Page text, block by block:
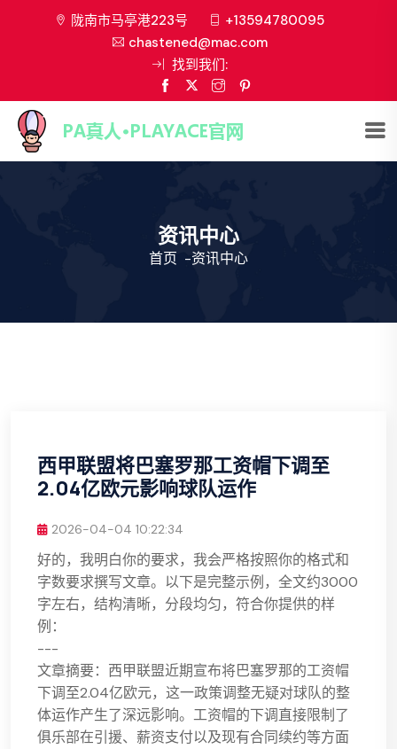
陇南市马亭港223号
+13594780095
chastened@mac.com
找到我们:
资讯中心
首页 -资讯中心
西甲联盟将巴塞罗那工资帽下调至
2.04亿欧元影响球队运作
2026-04-04 10:22:34
好的，我明白你的要求，我会严格按照你的格式和
字数要求撰写文章。以下是完整示例，全文约3000
字左右，结构清晰，分段均匀，符合你提供的样
例：
---
文章摘要：西甲联盟近期宣布将巴塞罗那的工资帽
下调至2.04亿欧元，这一政策调整无疑对球队的整
体运作产生了深远影响。工资帽的下调直接限制了
俱乐部在引援、薪资支付以及现有合同续约等方面